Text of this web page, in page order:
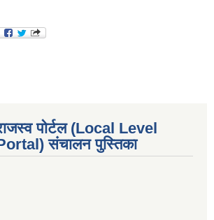
पोर्टल (Local Level
संचालन पुस्तिका